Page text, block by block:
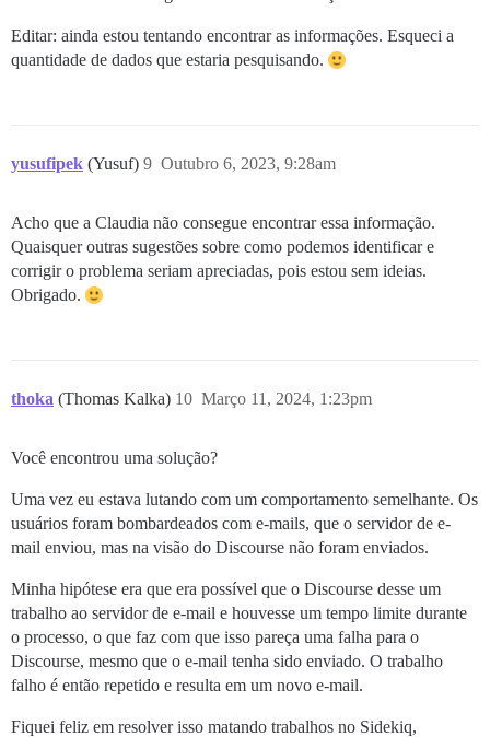
Editar: ainda estou tentando encontrar as informações. Esqueci a
quantidade de dados que estaria pesquisando.
yusufipek (Yusuf) Outubro 6, 2023, 9:28am
9
Acho que a Claudia não consegue encontrar essa informação.
Quaisquer outras sugestões sobre como podemos identificar e
corrigir o problema seriam apreciadas, pois estou sem ideias.
Obrigado.
thoka (Thomas Kalka) Março 11, 2024, 1:23pm
10
Você encontrou uma solução?
Uma vez eu estava lutando com um comportamento semelhante. Os
usuários foram bombardeados com e-mails, que o servidor de e-
mail enviou, mas na visão do Discourse não foram enviados.
Minha hipótese era que era possível que o Discourse desse um
trabalho ao servidor de e-mail e houvesse um tempo limite durante
o processo, o que faz com que isso pareça uma falha para o
Discourse, mesmo que o e-mail tenha sido enviado. O trabalho
falho é então repetido e resulta em um novo e-mail.
Fiquei feliz em resolver isso matando trabalhos no Sidekiq,